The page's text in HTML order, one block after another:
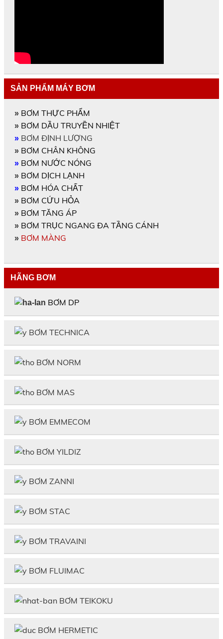
SẢN PHẨM MÁY BƠM
» BƠM THỰC PHẨM
» BƠM DẦU TRUYỀN NHIỆT
»BƠM ĐỊNH LƯỢNG
» BƠM CHÂN KHÔNG
» BƠM NƯỚC NÓNG
» BƠM DỊCH LẠNH
» BƠM HÓA CHẤT
» BƠM CỨU HỎA
» BƠM TĂNG ÁP
» BƠM TRỤC NGANG ĐA TẦNG CÁNH
» BƠM MÀNG
HÃNG BƠM
BƠM DP
BƠM TECHNICA
BƠM NORM
BƠM MAS
BƠM EMMECOM
BƠM YILDIZ
BƠM ZANNI
BƠM STAC
BƠM TRAVAINI
BƠM FLUIMAC
BƠM TEIKOKU
BƠM HERMETIC